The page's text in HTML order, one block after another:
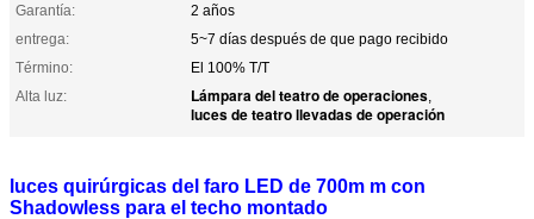
Garantía:
2 años
entrega:
5~7 días después de que pago recibido
Término:
El 100% T/T
Alta luz:
Lámpara del teatro de operaciones,
luces de teatro llevadas de operación
luces quirúrgicas del faro LED de 700m m con
Shadowless para el techo montado